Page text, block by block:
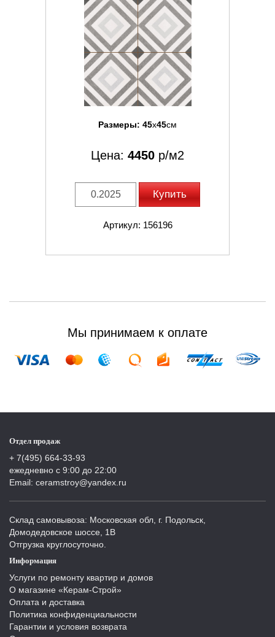
Размеры: 45x45см
Цена: 4450 р/м2
Купить
Артикул: 156196
Мы принимаем к оплате
Отдел продаж
+ 7(495) 664-33-93
ежедневно с 9:00 до 22:00
Email: ceramstroy@yandex.ru
Склад самовывоза: Московская обл, г. Подольск,
Домодедовское шоссе, 1В
Отгрузка круглосуточно.
Информация
Услуги по ремонту квартир и домов
О магазине «Керам-Строй»
Оплата и доставка
Политика конфиденциальности
Гарантии и условия возврата